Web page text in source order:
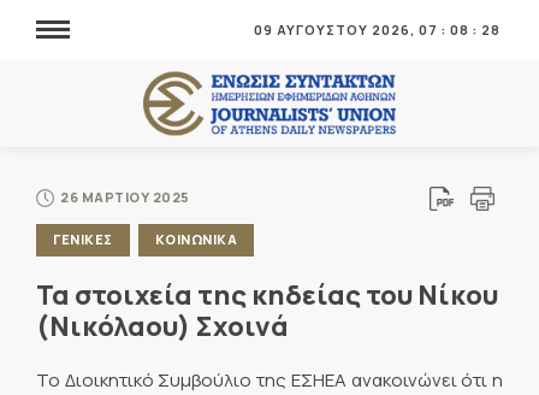
09 ΑΥΓΟΥΣΤΟΥ 2026, 07 : 08 : 29
26 ΜΑΡΤΙΟΥ 2025
ΓΕΝΙΚΕΣ ΚΟΙΝΩΝΙΚΑ
Τα στοιχεία της κηδείας του Νίκου
(Νικόλαου) Σχοινά
Το Διοικητικό Συμβούλιο της ΕΣΗΕΑ ανακοινώνει ότι η